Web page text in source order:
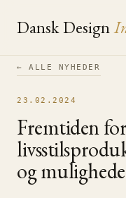
Dansk Design
← ALLE NYHEDER
23.02.2024
Fremtiden
og